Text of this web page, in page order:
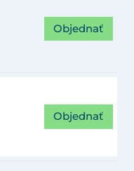
Objednať
Objednať